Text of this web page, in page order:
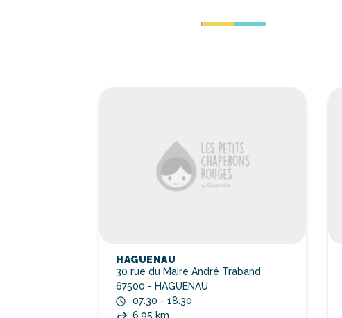
HAGUENAU
30 rue du Maire André Traband
67500 - HAGUENAU
07:30 - 18:30
6,95 km